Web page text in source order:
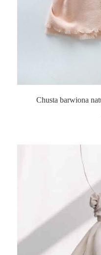
Chusta barwiona